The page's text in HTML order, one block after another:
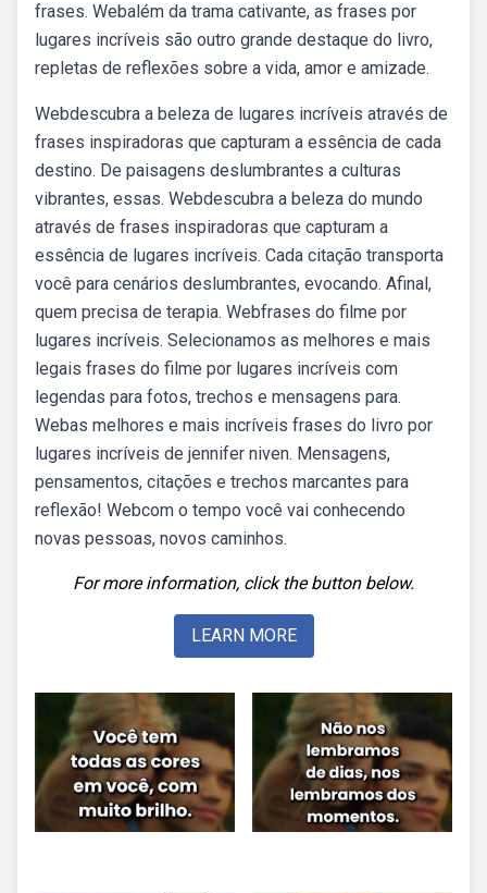
frases. Webalém da trama cativante, as frases por
lugares incríveis são outro grande destaque do livro,
repletas de reflexões sobre a vida, amor e amizade.
Webdescubra a beleza de lugares incríveis através de
frases inspiradoras que capturam a essência de cada
destino. De paisagens deslumbrantes a culturas
vibrantes, essas. Webdescubra a beleza do mundo
através de frases inspiradoras que capturam a
essência de lugares incríveis. Cada citação transporta
você para cenários deslumbrantes, evocando. Afinal,
quem precisa de terapia. Webfrases do filme por
lugares incríveis. Selecionamos as melhores e mais
legais frases do filme por lugares incríveis com
legendas para fotos, trechos e mensagens para.
Webas melhores e mais incríveis frases do livro por
lugares incríveis de jennifer niven. Mensagens,
pensamentos, citações e trechos marcantes para
reflexão! Webcom o tempo você vai conhecendo
novas pessoas, novos caminhos.
For more information, click the button below.
LEARN MORE